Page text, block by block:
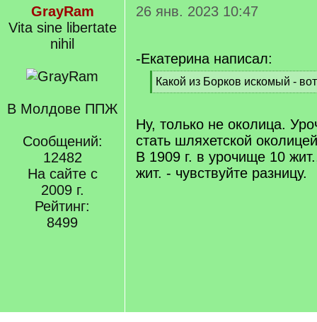
GrayRam
Vita sine libertate
nihil
В Молдове ППЖ
Сообщений:
12482
На сайте с
2009 г.
Рейтинг:
8499
26 янв. 2023 10:47
-Екатерина написал:
[
q
Какой из Борков искомый -
[
q
Ну, только не околица.
стать шляхетской
В 1909 г. в урочище 10
жит. - чувствуйте разницу.